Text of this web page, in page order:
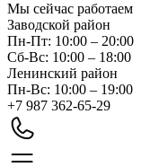
Мы сейчас работаем
Заводской район
Пн-Пт: 10:00 – 20:00
Сб-Вс: 10:00 – 18:00
Ленинский район
Пн-Вс: 10:00 – 19:00
+7 987 362-65-29